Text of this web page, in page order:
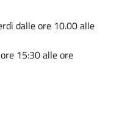
dalle ore 10.00 alle
15:30 alle ore